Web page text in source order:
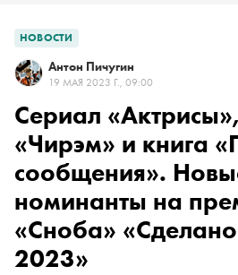
НОВОСТИ
Антон Пичугин
19 МАЯ 2023 Г., 09:00
Сериал
«Чирэм» и книга
сообщения».
номинанты на
«Сноба»
2023»